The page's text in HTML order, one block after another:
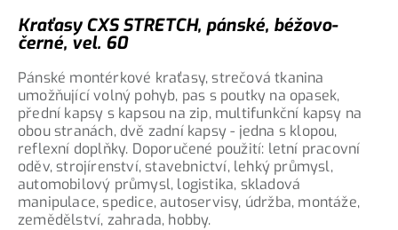
Kraťasy CXS STRETCH, pánské, béžovo-
černé, vel. 60
Pánské montérkové kraťasy, strečová tkanina
umožňující volný pohyb, pas s poutky na opasek,
přední kapsy s kapsou na zip, multifunkční kapsy na
obou stranách, dvě zadní kapsy - jedna s klopou,
reflexní doplňky. Doporučené použití: letní pracovní
oděv, strojírenství, stavebnictví, lehký průmysl,
automobilový průmysl, logistika, skladová
manipulace, spedice, autoservisy, údržba, montáže,
zemědělství, zahrada, hobby.